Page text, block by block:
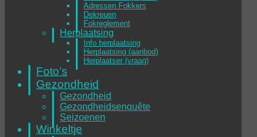
Adressen Fokkers
Dekreuen
Fokreglement
Herplaatsing
Info herplaatsing
Herplaatsing (aanbod)
Herplaatser (vraag)
Foto’s
Gezondheid
Gezondheid
Gezondheidsenquête
Seizoenen
Winkeltje